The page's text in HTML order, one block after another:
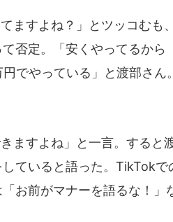
ますよね？」とツッコむも
否定。「安くやってるから
でやっている」と渡部さん
ますよね」と一言。すると
ていると語った。TikTokで
お前がマナーを語るな！」